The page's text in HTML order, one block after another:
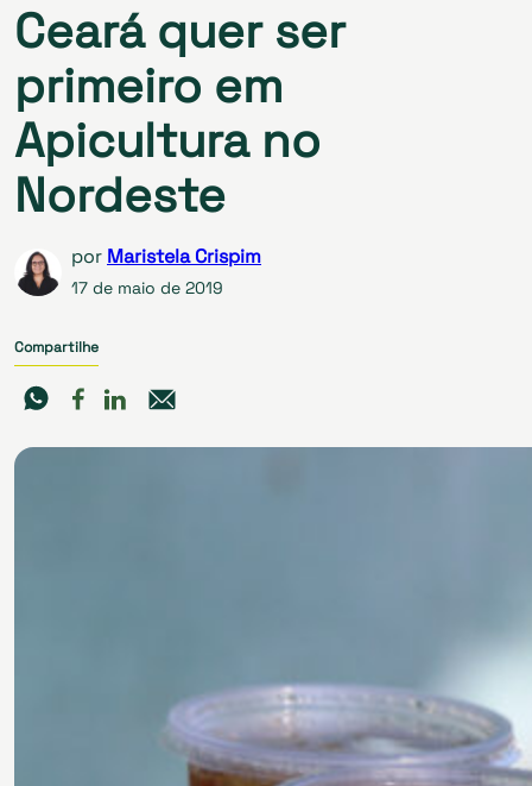
Ceará quer ser
primeiro em
Apicultura no
Nordeste
por Maristela Crispim
17 de maio de 2019
Compartilhe